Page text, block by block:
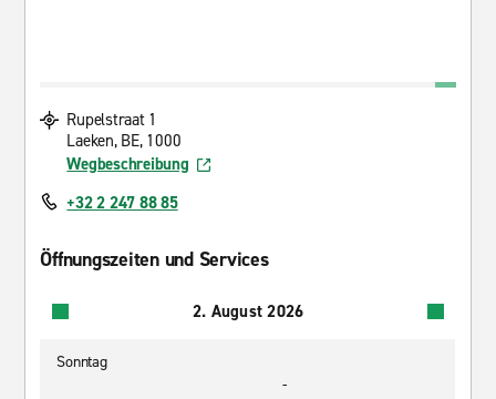
Rupelstraat 1
Laeken, BE, 1000
Wegbeschreibung
+32 2 247 88 85
Öffnungszeiten und Services
2. August 2026
Sonntag
-